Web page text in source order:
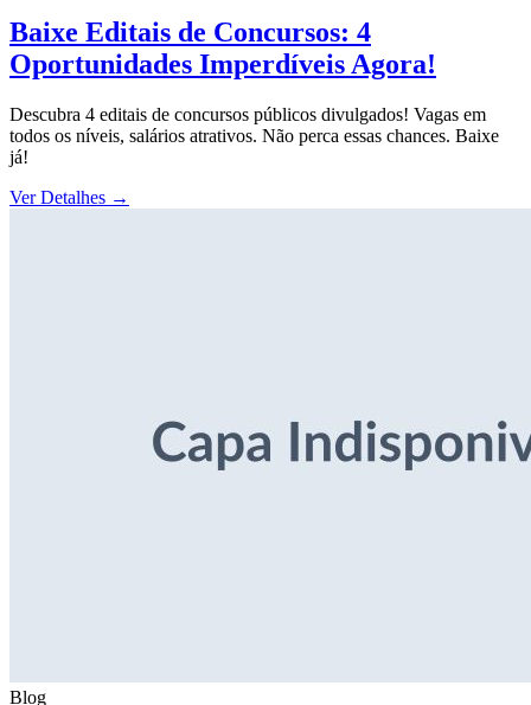
Baixe Editais de Concursos: 4
Oportunidades Imperdíveis Agora!
Descubra 4 editais de concursos públicos divulgados! Vagas em
todos os níveis, salários atrativos. Não perca essas chances. Baixe
já!
Ver Detalhes →
Blog